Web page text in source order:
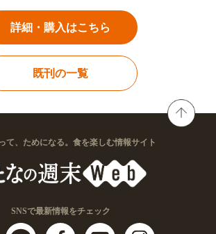
詳細・購入はこちら
既刊の一覧
て、ためになる。食を楽しむ情報サイト
SNSで最新情報をチェック